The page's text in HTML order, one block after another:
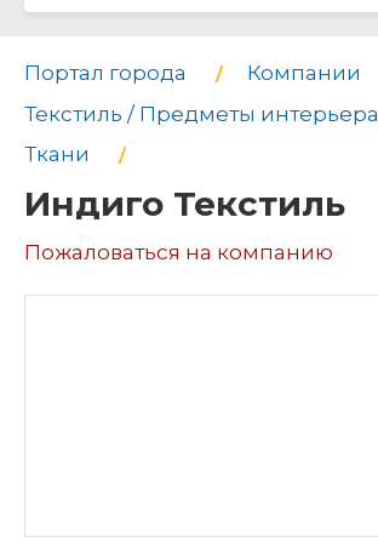
Портал города
Компании
Текстиль / Предметы интерьера
Ткани
Индиго Текстиль
Пожаловаться на компанию